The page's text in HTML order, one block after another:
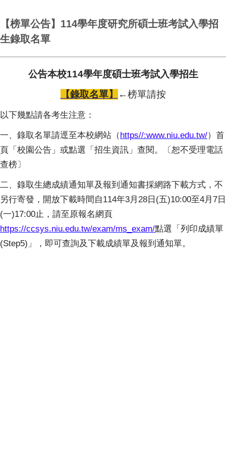
【榜單公告】114學年度研究所碩士班考試入學招
生錄取名單
公告本校114學年度碩士班考試入學招生
【錄取名單】
←榜單請按
以下幾點請各考生注意：
一、錄取名單請逕至本校網站（https//:www.niu.edu.tw/）首
頁「校園公告」或點選「招生資訊」查閱。〔恕不受理電話
查榜〕
二、錄取生總成績通知單及報到通知書採網路下載方式，不
另行寄發，開放下載時間自114年3月28日(五)10:00至4月7日
(一)17:00止，請至原報名網頁
https://ccsys.niu.edu.tw/exam/ms_exam/點選「列印成績單
(Step5)」，即可查詢及下載成績單及報到通知單。